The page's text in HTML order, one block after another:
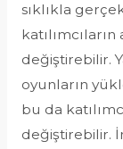
sıklıkla
değiştirebilir.
oyunların
bu da
değiştirebilir.